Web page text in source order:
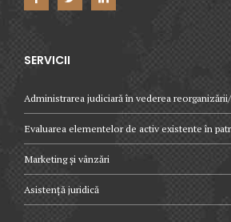
SERVICII
Administrarea judiciară în vederea
Evaluarea elementelor de activ existente în
Marketing și vânzări
Asistență juridică